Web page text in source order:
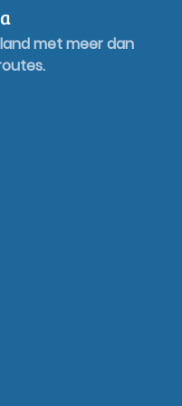
met meer dan